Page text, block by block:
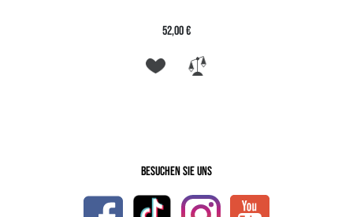
52,00 €
Besuchen Sie uns